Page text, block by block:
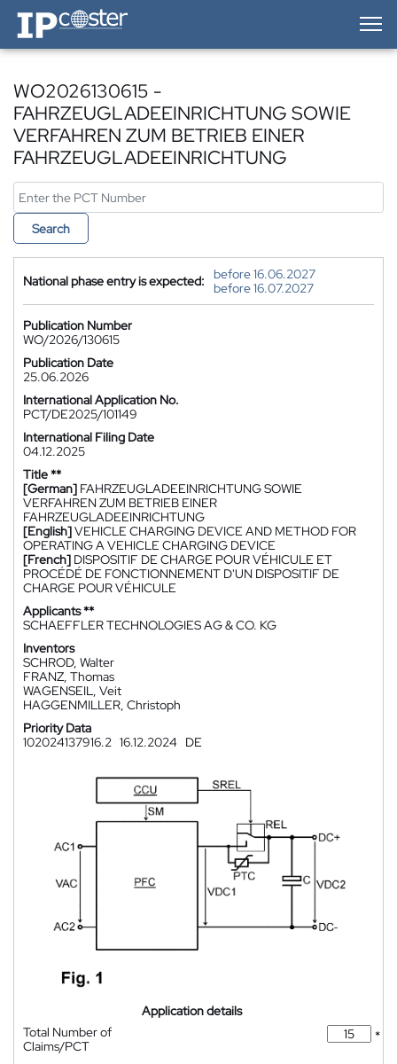
IP-Coster — Home
WO2026130615 -
FAHRZEUGLADEEINRICHTUNG SOWIE
VERFAHREN ZUM BETRIEB EINER
FAHRZEUGLADEEINRICHTUNG
Search
National phase entry is expected:
before 16.06.2027
before 16.07.2027
Publication Number
WO/2026/130615
Publication Date
25.06.2026
International Application No.
PCT/DE2025/101149
International Filing Date
04.12.2025
Title **
[German] FAHRZEUGLADEEINRICHTUNG SOWIE
VERFAHREN ZUM BETRIEB EINER
FAHRZEUGLADEEINRICHTUNG
[English]VEHICLE CHARGING DEVICE AND METHOD FOR
OPERATING A VEHICLE CHARGING DEVICE
[French] DISPOSITIF DE CHARGE POUR VÉHICULE ET
PROCÉDÉ DE FONCTIONNEMENT D'UN DISPOSITIF DE
CHARGE POUR VÉHICULE
Applicants **
SCHAEFFLER TECHNOLOGIES AG & CO. KG
Inventors
SCHROD, Walter
FRANZ, Thomas
WAGENSEIL, Veit
HAGGENMILLER, Christoph
Priority Data
102024137916.2 16.12.2024 DE
Application details
Total Number of
Claims/PCT
*